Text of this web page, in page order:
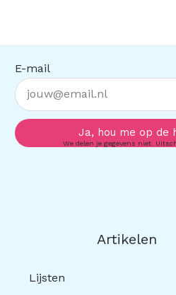
E-mail
Ja, hou me op de
We delen je gegevens niet.
Artikelen
Lijsten